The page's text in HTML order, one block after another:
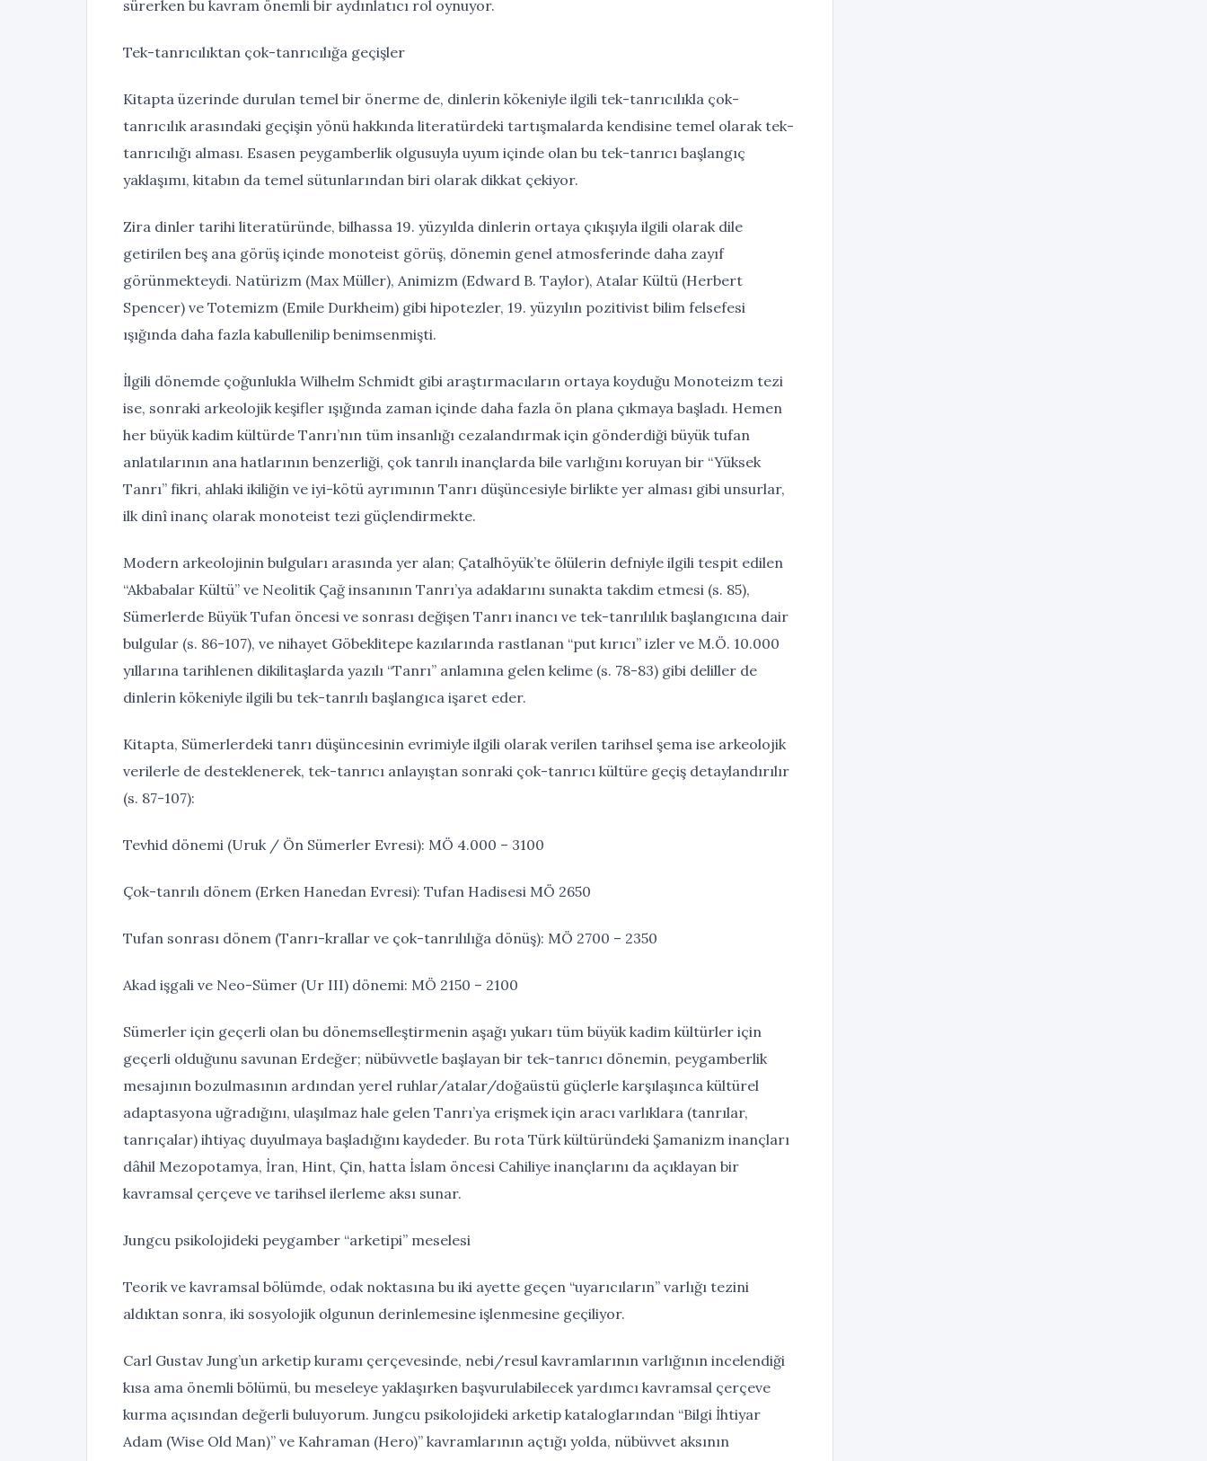
sürerken bu kavram önemli bir aydınlatıcı rol oynuyor.
Tek-tanrıcılıktan çok-tanrıcılığa geçişler
Kitapta üzerinde durulan temel bir önerme de, dinlerin kökeniyle ilgili tek-tanrıcılıkla çok-
tanrıcılık arasındaki geçişin yönü hakkında literatürdeki tartışmalarda kendisine temel olarak tek-
tanrıcılığı alması. Esasen peygamberlik olgusuyla uyum içinde olan bu tek-tanrıcı başlangıç
yaklaşımı, kitabın da temel sütunlarından biri olarak dikkat çekiyor.
Zira dinler tarihi literatüründe, bilhassa 19. yüzyılda dinlerin ortaya çıkışıyla ilgili olarak dile
getirilen beş ana görüş içinde monoteist görüş, dönemin genel atmosferinde daha zayıf
görünmekteydi. Natürizm (Max Müller), Animizm (Edward B. Taylor), Atalar Kültü (Herbert
Spencer) ve Totemizm (Emile Durkheim) gibi hipotezler, 19. yüzyılın pozitivist bilim felsefesi
ışığında daha fazla kabullenilip benimsenmişti.
İlgili dönemde çoğunlukla Wilhelm Schmidt gibi araştırmacıların ortaya koyduğu Monoteizm tezi
ise, sonraki arkeolojik keşifler ışığında zaman içinde daha fazla ön plana çıkmaya başladı. Hemen
her büyük kadim kültürde Tanrı’nın tüm insanlığı cezalandırmak için gönderdiği büyük tufan
anlatılarının ana hatlarının benzerliği, çok tanrılı inançlarda bile varlığını koruyan bir “Yüksek
Tanrı” fikri, ahlaki ikiliğin ve iyi-kötü ayrımının Tanrı düşüncesiyle birlikte yer alması gibi unsurlar,
ilk dinî inanç olarak monoteist tezi güçlendirmekte.
Modern arkeolojinin bulguları arasında yer alan; Çatalhöyük’te ölülerin defniyle ilgili tespit edilen
“Akbabalar Kültü” ve Neolitik Çağ insanının Tanrı’ya adaklarını sunakta takdim etmesi (s. 85),
Sümerlerde Büyük Tufan öncesi ve sonrası değişen Tanrı inancı ve tek-tanrılılık başlangıcına dair
bulgular (s. 86-107), ve nihayet Göbeklitepe kazılarında rastlanan “put kırıcı” izler ve M.Ö. 10.000
yıllarına tarihlenen dikilitaşlarda yazılı “Tanrı” anlamına gelen kelime (s. 78-83) gibi deliller de
dinlerin kökeniyle ilgili bu tek-tanrılı başlangıca işaret eder.
Kitapta, Sümerlerdeki tanrı düşüncesinin evrimiyle ilgili olarak verilen tarihsel şema ise arkeolojik
verilerle de desteklenerek, tek-tanrıcı anlayıştan sonraki çok-tanrıcı kültüre geçiş detaylandırılır
(s. 87-107):
Tevhid dönemi (Uruk / Ön Sümerler Evresi): MÖ 4.000 – 3100
Çok-tanrılı dönem (Erken Hanedan Evresi): Tufan Hadisesi MÖ 2650
Tufan sonrası dönem (Tanrı-krallar ve çok-tanrılılığa dönüş): MÖ 2700 – 2350
Akad işgali ve Neo-Sümer (Ur III) dönemi: MÖ 2150 – 2100
Sümerler için geçerli olan bu dönemselleştirmenin aşağı yukarı tüm büyük kadim kültürler için
geçerli olduğunu savunan Erdeğer; nübüvvetle başlayan bir tek-tanrıcı dönemin, peygamberlik
mesajının bozulmasının ardından yerel ruhlar/atalar/doğaüstü güçlerle karşılaşınca kültürel
adaptasyona uğradığını, ulaşılmaz hale gelen Tanrı’ya erişmek için aracı varlıklara (tanrılar,
tanrıçalar) ihtiyaç duyulmaya başladığını kaydeder. Bu rota Türk kültüründeki Şamanizm inançları
dâhil Mezopotamya, İran, Hint, Çin, hatta İslam öncesi Cahiliye inançlarını da açıklayan bir
kavramsal çerçeve ve tarihsel ilerleme aksı sunar.
Jungcu psikolojideki peygamber “arketipi” meselesi
Teorik ve kavramsal bölümde, odak noktasına bu iki ayette geçen “uyarıcıların” varlığı tezini
aldıktan sonra, iki sosyolojik olgunun derinlemesine işlenmesine geçiliyor.
Carl Gustav Jung’un arketip kuramı çerçevesinde, nebi/resul kavramlarının varlığının incelendiği
kısa ama önemli bölümü, bu meseleye yaklaşırken başvurulabilecek yardımcı kavramsal çerçeve
kurma açısından değerli buluyorum. Jungcu psikolojideki arketip kataloglarından “Bilgi İhtiyar
Adam (Wise Old Man)” ve Kahraman (Hero)” kavramlarının açtığı yolda, nübüvvet aksının